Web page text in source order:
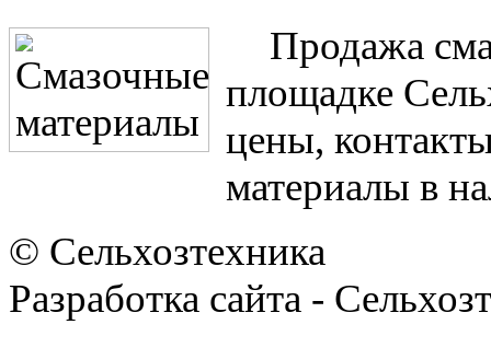
Продажа
площадке
цены,
материалы в
© Сельхозтехника
Разработка сайта -